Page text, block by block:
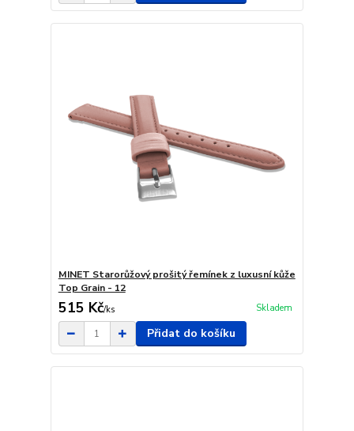
MINET Starorůžový prošitý řemínek z luxusní kůže
Top Grain - 12
515 Kč/ks Skladem
Přidat do košíku